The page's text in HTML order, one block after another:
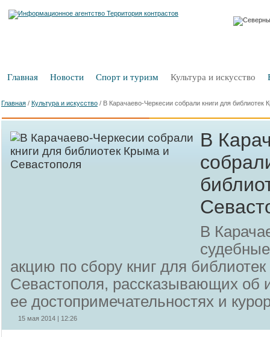
Главная Новости Спорт и туризм Культура и искусство
Главная / Культура и искусство / В Карачаево-Черкесии собрали книги для библиотек
В
В
акцию по сбору книг для
Севастополя, рассказывающих об
ее достопримечательностях и
15 мая 2014 | 12:26